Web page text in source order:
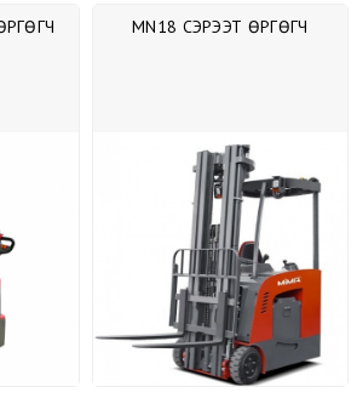
MN18 СЭРЭЭТ ӨРГӨГЧ